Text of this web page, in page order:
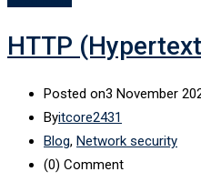
HTTP
Posted on3 November
Byitcore2431
Blog, Network security
(0) Comment